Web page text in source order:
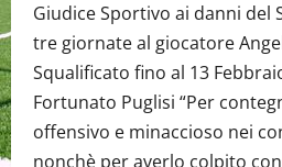
Giudice Sportivo ai danni del
tre giornate al giocatore
Squalificato fino al 13
Fortunato Puglisi “Per
offensivo e minaccioso nei
nonchè per averlo colpito